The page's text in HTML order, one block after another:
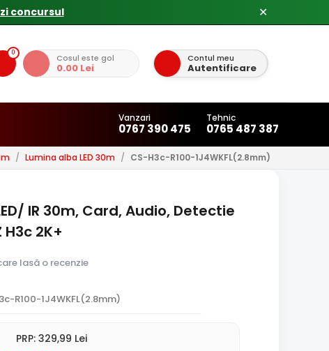
✕
0 Cosul este gol
0.00 Lei
Contul meu
Autentificare
Vanzari
0767 390 475
Tehnic
0765 487 387
/ Lumina alba LED 30m / CS-H3c-R100-1J4WKFL(2.8mm)
IR 30m, Card, Audio, Detectie
2K+
lasă o recenzie
R100-1J4WKFL(2.8mm)
PRP: 329,99 Lei